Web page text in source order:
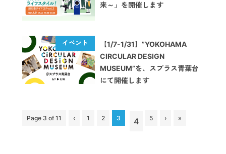
来～」を開催します
【1/7-1/31】”YOKOHAMA
CIRCULAR DESIGN
MUSEUM”を、スプラス青葉台
にて開催します
Page 3 of 11 ‹ 1 2 3 4 5 › »